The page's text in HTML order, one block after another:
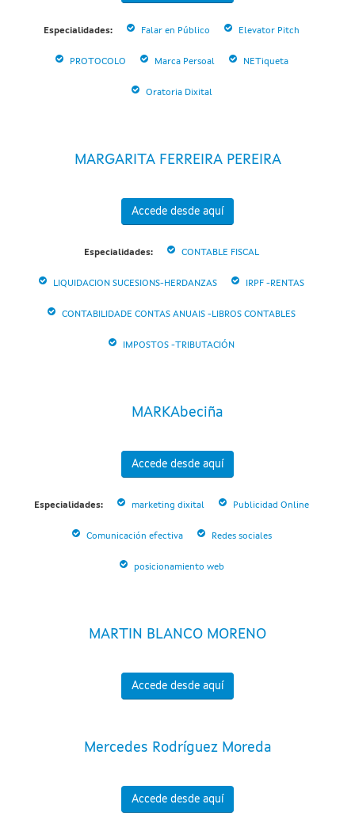
Especialidades: Falar en Público Elevator Pitch
PROTOCOLO Marca Persoal NETiqueta
Oratoria Dixital
MARGARITA FERREIRA PEREIRA
Accede desde aquí
Especialidades: CONTABLE FISCAL
LIQUIDACION SUCESIONS-HERDANZAS IRPF -RENTAS
CONTABILIDADE CONTAS ANUAIS -LIBROS CONTABLES
IMPOSTOS -TRIBUTACIÓN
MARKAbeciña
Accede desde aquí
Especialidades: marketing dixital Publicidad Online
Comunicación efectiva Redes sociales
posicionamiento web
MARTIN BLANCO MORENO
Accede desde aquí
Mercedes Rodríguez Moreda
Accede desde aquí